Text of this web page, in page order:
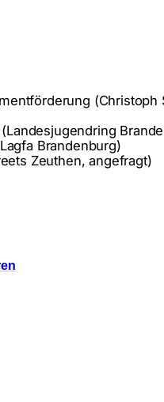
Brandenburg)
Zeuthen, angefragt)